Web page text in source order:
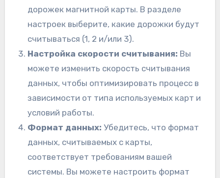
дорожек магнитной карты. В разделе
настроек выберите, какие дорожки будут
считываться (1, 2 и/или 3).
Настройка скорости считывания: Вы
можете изменить скорость считывания
данных, чтобы оптимизировать процесс в
зависимости от типа используемых карт и
условий работы.
Формат данных: Убедитесь, что формат
данных, считываемых с карты,
соответствует требованиям вашей
системы. Вы можете настроить формат